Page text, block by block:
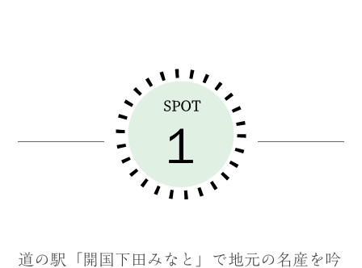
道の駅「開国下田みなと」で地元の名産を吟